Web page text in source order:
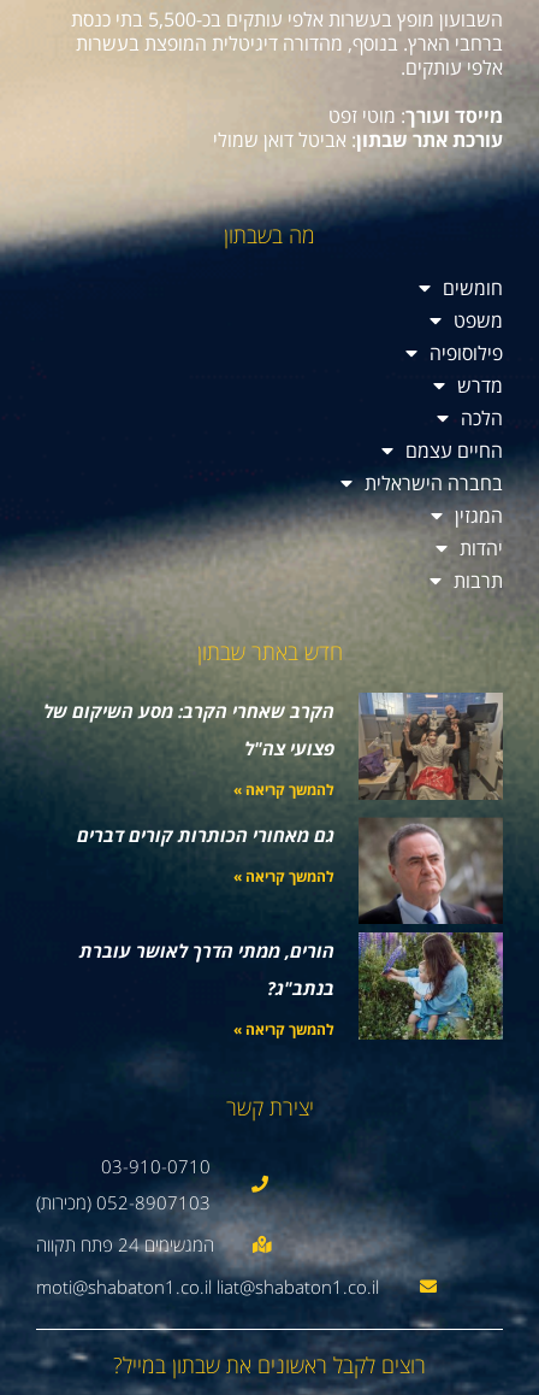
השבועון מופץ בעשרות אלפי עותקים בכ-5,500 בתי כנסת
ברחבי הארץ. בנוסף, מהדורה דיגיטלית המופצת בעשרות
אלפי עותקים.
מייסד ועורך: מוטי זפט
עורכת אתר שבתון: אביטל דואן שמולי
מה בשבתון
חומשים
משפט
פילוסופיה
מדרש
הלכה
החיים עצמם
בחברה הישראלית
המגזין
יהדות
תרבות
חדש באתר שבתון
הקרב שאחרי הקרב: מסע השיקום של
פצועי צה"ל
להמשך קריאה »
גם מאחורי הכותרות קורים דברים
להמשך קריאה »
הורים, ממתי הדרך לאושר עוברת
בנתב"ג?
להמשך קריאה »
יצירת קשר
03-910-0710
052-8907103 (מכירות)
moti@shabaton1.co.il liat@shabaton1.co.il
רוצים לקבל ראשונים את שבתון במייל?